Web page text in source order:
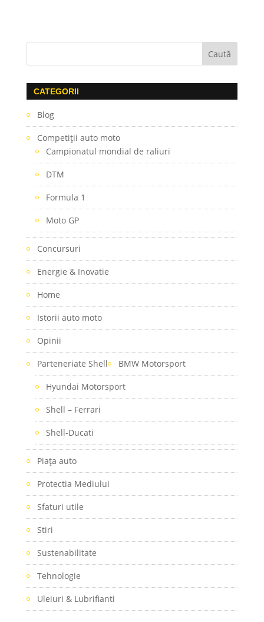
CATEGORII
Blog
Competiţii auto moto
Campionatul mondial de raliuri
DTM
Formula 1
Moto GP
Concursuri
Energie & Inovatie
Home
Istorii auto moto
Opinii
Parteneriate Shell BMW Motorsport
Hyundai Motorsport
Shell – Ferrari
Shell-Ducati
Piaţa auto
Protectia Mediului
Sfaturi utile
Stiri
Sustenabilitate
Tehnologie
Uleiuri & Lubrifianti